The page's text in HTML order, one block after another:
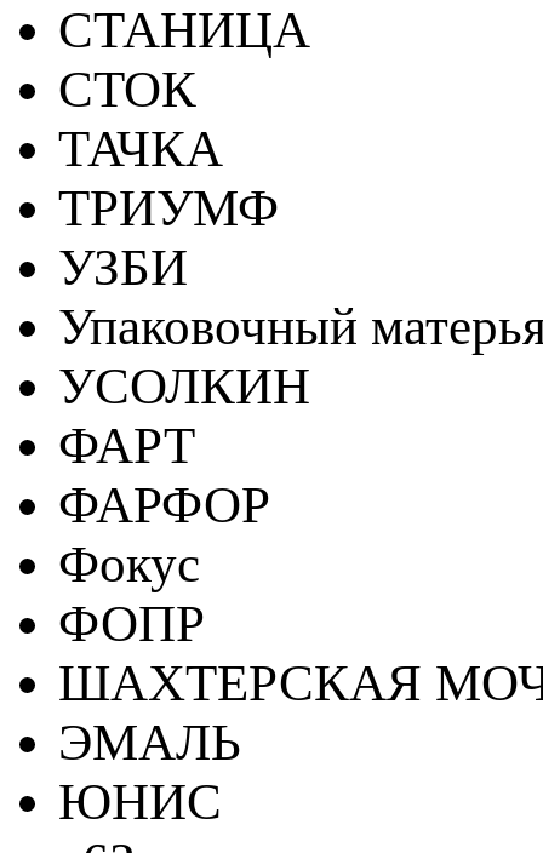
СТАНИЦА
СТОК
ТАЧКА
ТРИУМФ
УЗБИ
Упаковочный
УСОЛКИН
ФАРТ
ФАРФОР
Фокус
ФОПР
ШАХТЕРСКАЯ
ЭМАЛЬ
ЮНИС